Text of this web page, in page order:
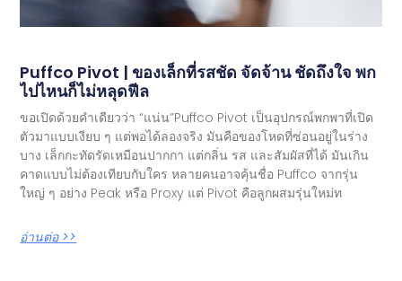
Puffco Pivot | ของเล็กที่รสชัด จัดจ้าน ชัดถึงใจ พก
ไปไหนก็ไม่หลุดฟีล
ขอเปิดด้วยคำเดียวว่า “แน่น”Puffco Pivot เป็นอุปกรณ์พกพาที่เปิด
ตัวมาแบบเงียบ ๆ แต่พอได้ลองจริง มันคือของโหดที่ซ่อนอยู่ในร่าง
บาง เล็กกะทัดรัดเหมือนปากกา แต่กลิ่น รส และสัมผัสที่ได้ มันเกิน
คาดแบบไม่ต้องเทียบกับใคร หลายคนอาจคุ้นชื่อ Puffco จากรุ่น
ใหญ่ ๆ อย่าง Peak หรือ Proxy แต่ Pivot คือลูกผสมรุ่นใหม่ท
อ่านต่อ >>